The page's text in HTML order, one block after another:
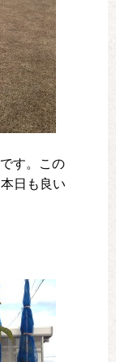
す。この
日も良い